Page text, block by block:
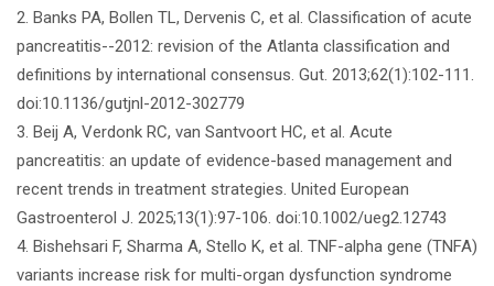
2. Banks PA, Bollen TL, Dervenis C, et al. Classification of acute
pancreatitis--2012: revision of the Atlanta classification and
definitions by international consensus. Gut. 2013;62(1):102-111.
doi:10.1136/gutjnl-2012-302779
3. Beij A, Verdonk RC, van Santvoort HC, et al. Acute
pancreatitis: an update of evidence-based management and
recent trends in treatment strategies. United European
Gastroenterol J. 2025;13(1):97-106. doi:10.1002/ueg2.12743
4. Bishehsari F, Sharma A, Stello K, et al. TNF-alpha gene (TNFA)
variants increase risk for multi-organ dysfunction syndrome